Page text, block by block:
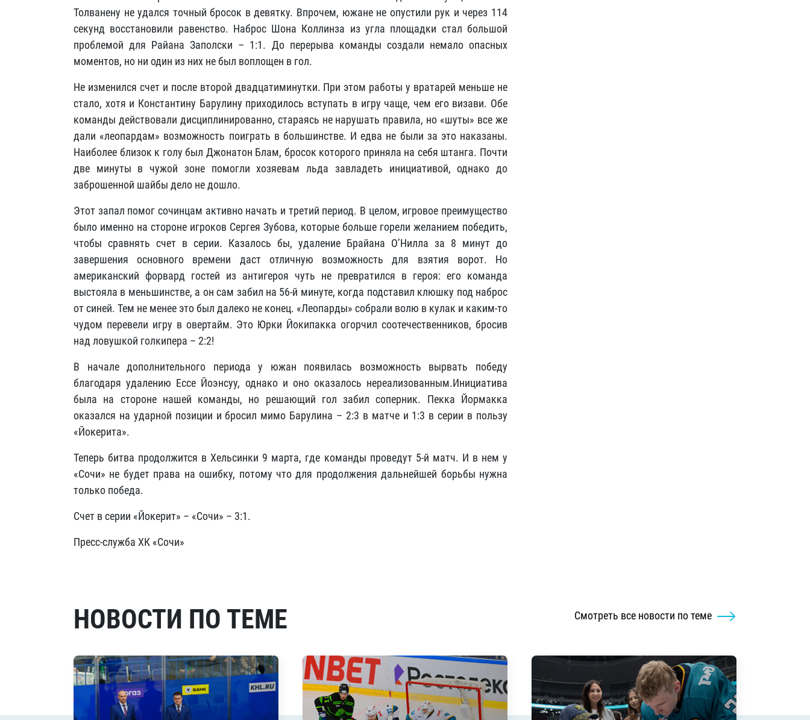
Толванену не удался точный бросок в девятку. Впрочем, южане не опустили рук и через 114
секунд восстановили равенство. Наброс Шона Коллинза из угла площадки стал большой
проблемой для Райана Заполски – 1:1. До перерыва команды создали немало опасных
моментов, но ни один из них не был воплощен в гол.
Не изменился счет и после второй двадцатиминутки. При этом работы у вратарей меньше не
стало, хотя и Константину Барулину приходилось вступать в игру чаще, чем его визави. Обе
команды действовали дисциплинированно, стараясь не нарушать правила, но «шуты» все же
дали «леопардам» возможность поиграть в большинстве. И едва не были за это наказаны.
Наиболее близок к голу был Джонатон Блам, бросок которого приняла на себя штанга. Почти
две минуты в чужой зоне помогли хозяевам льда завладеть инициативой, однако до
заброшенной шайбы дело не дошло.
Этот запал помог сочинцам активно начать и третий период. В целом, игровое преимущество
было именно на стороне игроков Сергея Зубова, которые больше горели желанием победить,
чтобы сравнять счет в серии. Казалось бы, удаление Брайана О’Нилла за 8 минут до
завершения основного времени даст отличную возможность для взятия ворот. Но
американский форвард гостей из антигероя чуть не превратился в героя: его команда
выстояла в меньшинстве, а он сам забил на 56-й минуте, когда подставил клюшку под наброс
от синей. Тем не менее это был далеко не конец. «Леопарды» собрали волю в кулак и каким-то
чудом перевели игру в овертайм. Это Юрки Йокипакка огорчил соотечественников, бросив
над ловушкой голкипера – 2:2!
В начале дополнительного периода у южан появилась возможность вырвать победу
благодаря удалению Ессе Йоэнсуу, однако и оно оказалось нереализованным.Инициатива
была на стороне нашей команды, но решающий гол забил соперник. Пекка Йормакка
оказался на ударной позиции и бросил мимо Барулина – 2:3 в матче и 1:3 в серии в пользу
«Йокерита».
Теперь битва продолжится в Хельсинки 9 марта, где команды проведут 5-й матч. И в нем у
«Сочи» не будет права на ошибку, потому что для продолжения дальнейшей борьбы нужна
только победа.
Счет в серии «Йокерит» – «Сочи» – 3:1.
Пресс-служба ХК «Сочи»
НОВОСТИ ПО ТЕМЕ Смотреть все новости по теме